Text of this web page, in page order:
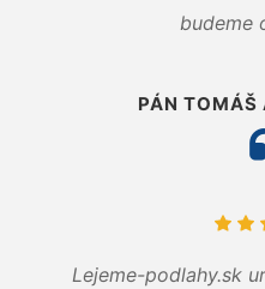
budeme
PÁN TOMÁŠ
Lejeme-podlahy.sk